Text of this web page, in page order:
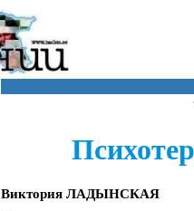
Виктория ЛАДЫНСКАЯ